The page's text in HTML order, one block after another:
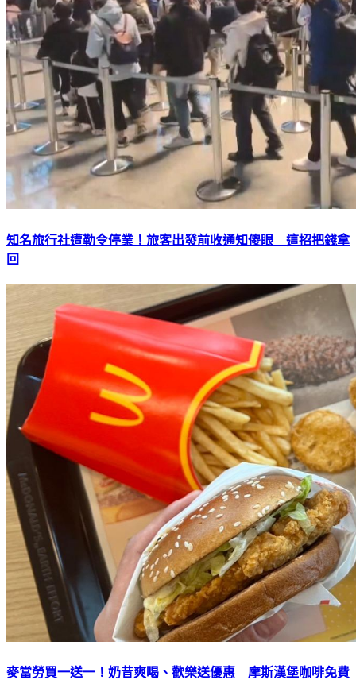
知名旅行社遭勒令停業！旅客出發前收通知傻眼 這招把錢拿
回
麥當勞買一送一！奶昔爽喝、歡樂送優惠 摩斯漢堡咖啡免費